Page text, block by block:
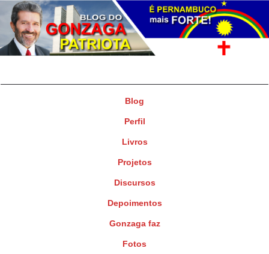
Blog
Perfil
Livros
Projetos
Discursos
Depoimentos
Gonzaga faz
Fotos